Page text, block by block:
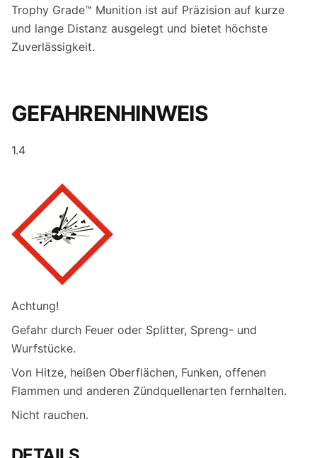
Trophy Grade™ Munition ist auf Präzision auf kurze
und lange Distanz ausgelegt und bietet höchste
Zuverlässigkeit.
GEFAHRENHINWEIS
1.4
Achtung!
Gefahr durch Feuer oder Splitter, Spreng- und
Wurfstücke.
Von Hitze, heißen Oberflächen, Funken, offenen
Flammen und anderen Zündquellenarten fernhalten.
Nicht rauchen.